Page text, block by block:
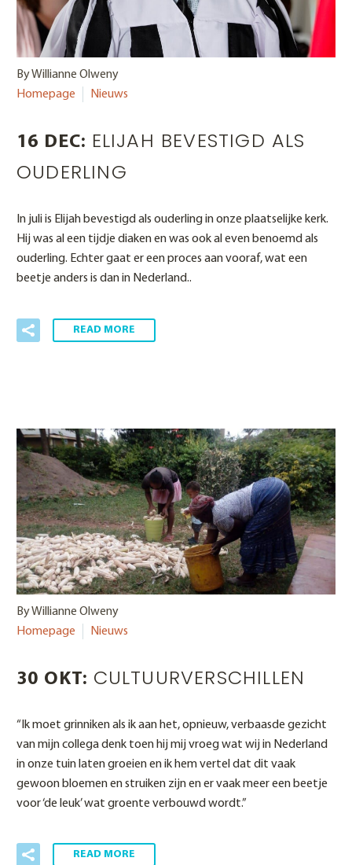
By Willianne Olweny
Homepage
Nieuws
16 DEC: ELIJAH BEVESTIGD ALS
OUDERLING
In juli is Elijah bevestigd als ouderling in onze plaatselijke kerk.
Hij was al een tijdje diaken en was ook al even benoemd als
ouderling. Echter gaat er een proces aan vooraf, wat een
beetje anders is dan in Nederland..
READ MORE
By Willianne Olweny
Homepage
Nieuws
30 OKT: CULTUURVERSCHILLEN
“Ik moet grinniken als ik aan het, opnieuw, verbaasde gezicht
van mijn collega denk toen hij mij vroeg wat wij in Nederland
in onze tuin laten groeien en ik hem vertel dat dit vaak
gewoon bloemen en struiken zijn en er vaak meer een beetje
voor ‘de leuk’ wat groente verbouwd wordt.”
READ MORE